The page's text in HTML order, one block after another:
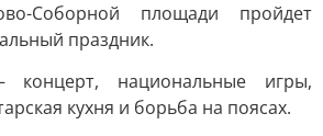
Соборной площади пройдет
праздник.
национальные игры,
кухня и борьба на поясах.